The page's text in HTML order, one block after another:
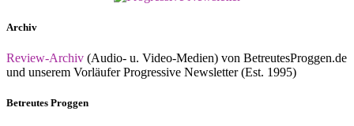
Archiv
Review-Archiv (Audio- u. Video-Medien) von BetreutesProggen.de
und unserem Vorläufer Progressive Newsletter (Est. 1995)
Betreutes Proggen